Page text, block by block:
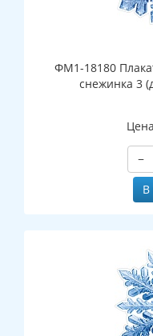
ФМ1-18180
снежинка 3
−
В